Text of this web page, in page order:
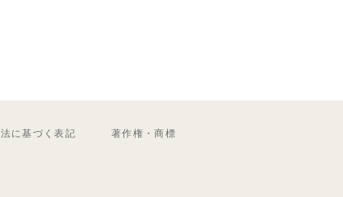
に基づく表記 著作権・商標